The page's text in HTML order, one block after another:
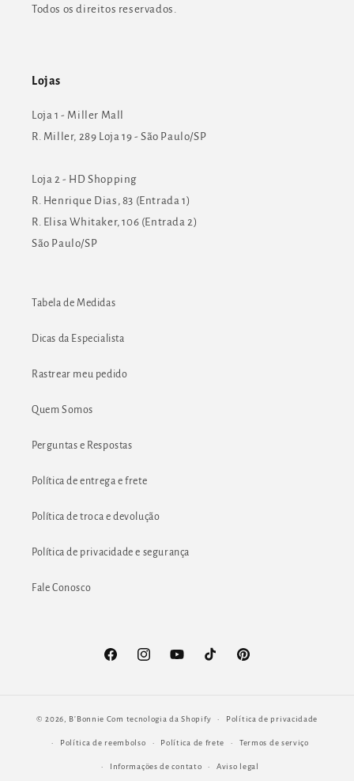
Todos os direitos reservados.
Lojas
Loja 1 - Miller Mall
R. Miller, 289 Loja 19 - São Paulo/SP
Loja 2 - HD Shopping
R. Henrique Dias, 83 (Entrada 1)
R. Elisa Whitaker, 106 (Entrada 2)
São Paulo/SP
Tabela de Medidas
Dicas da Especialista
Rastrear meu pedido
Quem Somos
Perguntas e Respostas
Política de entrega e frete
Política de troca e devolução
Política de privacidade e segurança
Fale Conosco
FacebookInstagramYouTubeTikTok Pinterest
© 2026, B'Bonnie Com tecnologia da Shopify Política de privacidade
Política de reembolso Política de frete Termos de serviço
Informações de contato Aviso legal